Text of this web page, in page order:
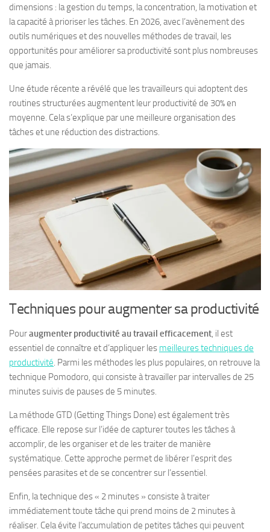
dimensions : la gestion du temps, la concentration, la motivation et
la capacité à prioriser les tâches. En 2026, avec l’avènement des
outils numériques et des nouvelles méthodes de travail, les
opportunités pour améliorer sa productivité sont plus nombreuses
que jamais.
Une étude récente a révélé que les travailleurs qui adoptent des
routines structurées augmentent leur productivité de 30% en
moyenne. Cela s’explique par une meilleure organisation des
tâches et une réduction des distractions.
Techniques pour augmenter sa productivité
Pouraugmenter productivité au travail efficacement, il est
essentiel de connaître et d’appliquer les meilleures techniques de
productivité. Parmi les méthodes les plus populaires, on retrouve la
technique Pomodoro, qui consiste à travailler par intervalles de 25
minutes suivis de pauses de 5 minutes.
La méthode GTD (Getting Things Done) est également très
efficace. Elle repose sur l’idée de capturer toutes les tâches à
accomplir, de les organiser et de les traiter de manière
systématique. Cette approche permet de libérer l’esprit des
pensées parasites et de se concentrer sur l’essentiel.
Enfin, la technique des « 2 minutes » consiste à traiter
immédiatement toute tâche qui prend moins de 2 minutes à
réaliser. Cela évite l’accumulation de petites tâches qui peuvent